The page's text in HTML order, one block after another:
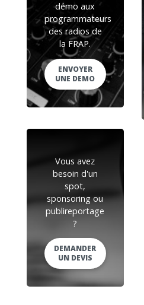
démo aux
programmateurs
des radios de
la FRAP.
ENVOYER
UNE DEMO
Vous avez
besoin d'un
spot,
sponsoring ou
publireportage
?
DEMANDER
UN DEVIS